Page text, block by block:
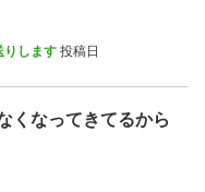
りします 投稿日
くなってきてるから